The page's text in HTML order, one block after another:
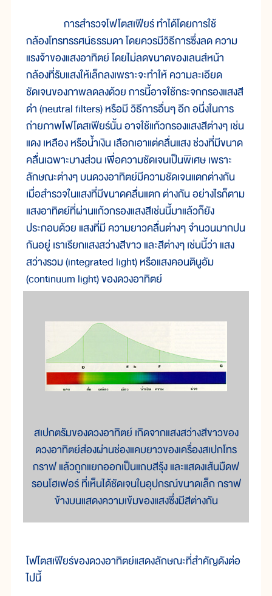
การสำรวจโฟโตสเฟียร์ ทำได้โดยการใช้
กล้องโทรทรรศน์ธรรมดา โดยควรมีวิธีการซึ่งลด ความ
แรงจ้าของแสงอาทิตย์ โดยไม่ลดขนาดของเลนส์หน้า
กล้องที่รับแสงให้เล็กลงเพราะจะทำให้ ความละเอียด
ชัดเจนของภาพลดลงด้วย การนี้อาจใช้กระจกกรองแสงสี
ดำ (neutral filters) หรือมี วิธีการอื่นๆ อีก อนึ่งในการ
ถ่ายภาพโฟโตสเฟียร์นั้น อาจใช้แก้วกรองแสงสีต่างๆ เช่น
แดง เหลือง หรือน้ำเงิน เลือกเอาแต่คลื่นแสง ช่วงที่มีขนาด
คลื่นเฉพาะบางส่วน เพื่อความชัดเจนเป็นพิเศษ เพราะ
ลักษณะต่างๆ บนดวงอาทิตย์มีความชัดเจนแตกต่างกัน
เมื่อสำรวจในแสงที่มีขนาดคลื่นแตก ต่างกัน อย่างไรก็ตาม
แสงอาทิตย์ที่ผ่านแก้วกรองแสงสีเช่นนี้มาแล้วก็ยัง
ประกอบด้วย แสงที่มี ความยาวคลื่นต่างๆ จำนวนมากปน
กันอยู่ เราเรียกแสงสว่างสีขาว และสีต่างๆ เช่นนี้ว่า แสง
สว่างรวม (integrated light) หรือแสงคอนตินูอัม
(continuum light) ของดวงอาทิตย์
สเปกตรัมของดวงอาทิตย์ เกิดจากแสงสว่างสีขาวของ
ดวงอาทิตย์ส่องผ่านช่องแคบยาวของเครื่องสเปกโทร
กราฟ แล้วถูกแยกออกเป็นแถบสีรุ้ง และแสดงเส้นมืดฟ
รอนโฮเฟอร์ ที่เห็นได้ชัดเจนในอุปกรณ์ขนาดเล็ก กราฟ
ข้างบนแสดงความเข้มของแสงซึ่งมีสีต่างกัน
โฟโตสเฟียร์ของดวงอาทิตย์แสดงลักษณะที่สำคัญดังต่อ
ไปนี้